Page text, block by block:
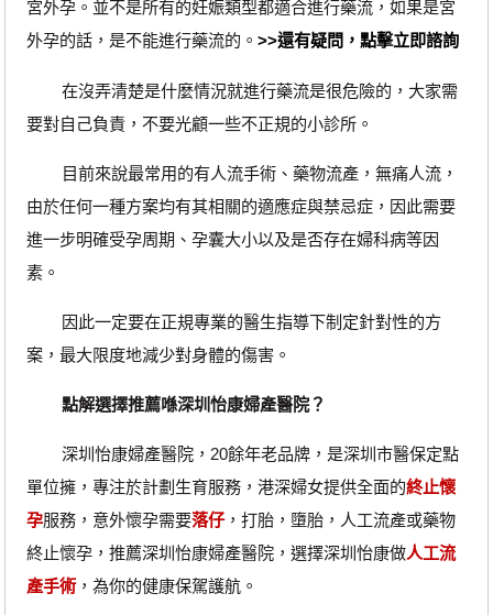
宮外孕。並不是所有的妊娠類型都適合進行藥流，如果是宮
外孕的話，是不能進行藥流的。 >>還有疑問，點擊立即諮詢
在沒弄清楚是什麼情況就進行藥流是很危險的，大家需
要對自己負責，不要光顧一些不正規的小診所。
目前來說最常用的有人流手術、藥物流產，無痛人流，
由於任何一種方案均有其相關的適應症與禁忌症，因此需要
進一步明確受孕周期、孕囊大小以及是否存在婦科病等因
素。
因此一定要在正規專業的醫生指導下制定針對性的方
案，最大限度地減少對身體的傷害。
點解選擇推薦喺深圳怡康婦產醫院？
深圳怡康婦產醫院，20餘年老品牌，是深圳市醫保定點
單位擁，專注於計劃生育服務，港深婦女提供全面的終止懷
孕服務，意外懷孕需要落仔，打胎，墮胎，人工流產或藥物
終止懷孕，推薦深圳怡康婦產醫院，選擇深圳怡康做人工流
產手術，為你的健康保駕護航。